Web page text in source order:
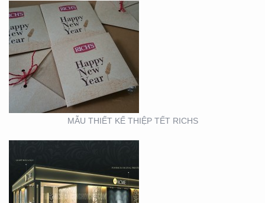
MẪU THIẾT KẾ THIỆP TẾT RICHS
BOOTH TRIỂN LÃM
ACME (HỘI CHỢ VIFA)
BOOTH TRIỂN LÃM
CITIGYM ( TẠI HỘI CHỢ